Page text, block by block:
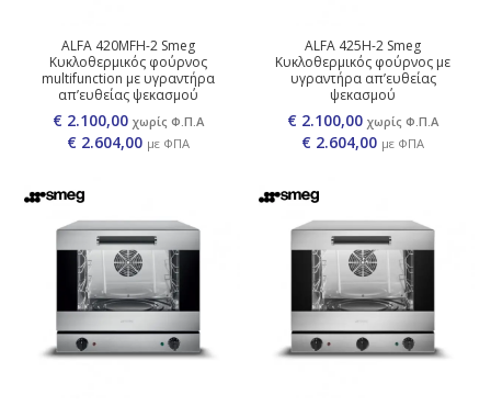
ALFA 420MFH-2 Smeg
Κυκλοθερμικός φούρνος
multifunction με υγραντήρα
απ’ευθείας ψεκασμού
€ 2.604,00 με ΦΠΑ
€ 2.100,00 χωρίς Φ.Π.Α
ALFA 425H-2 Smeg
Κυκλοθερμικός φούρνος με
υγραντήρα απ’ευθείας
ψεκασμού
€ 2.604,00 με ΦΠΑ
€ 2.100,00 χωρίς Φ.Π.Α